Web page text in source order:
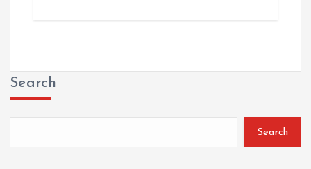
Search
Search